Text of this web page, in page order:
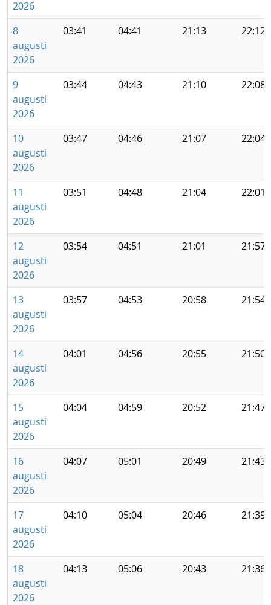
2026
8
augusti
2026
03:41 04:41 21:13 22:12
9
augusti
2026
03:44 04:43 21:10 22:08
10
augusti
2026
03:47 04:46 21:07 22:04
11
augusti
2026
03:51 04:48 21:04 22:01
12
augusti
2026
03:54 04:51 21:01 21:57
13
augusti
2026
03:57 04:53 20:58 21:54
14
augusti
2026
04:01 04:56 20:55 21:50
15
augusti
2026
04:04 04:59 20:52 21:47
16
augusti
2026
04:07 05:01 20:49 21:43
17
augusti
2026
04:10 05:04 20:46 21:39
18
augusti
2026
04:13 05:06 20:43 21:36